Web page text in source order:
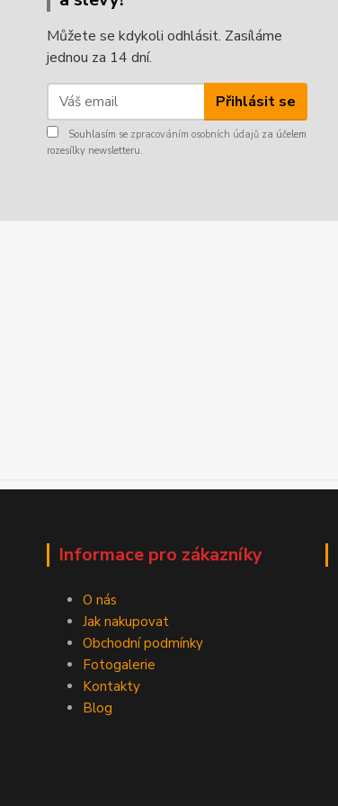
Můžete se kdykoli odhlásit. Zasíláme
jednou za 14 dní.
Přihlásit se
Souhlasím se zpracováním osobních údajů za účelem
rozesílky newsletteru.
Informace pro zákazníky
O nás
Jak nakupovat
Obchodní podmínky
Fotogalerie
Kontakty
Blog